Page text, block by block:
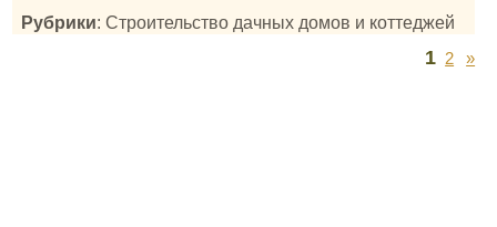
Рубрики: Строительство дачных домов и коттеджей
1 2 »